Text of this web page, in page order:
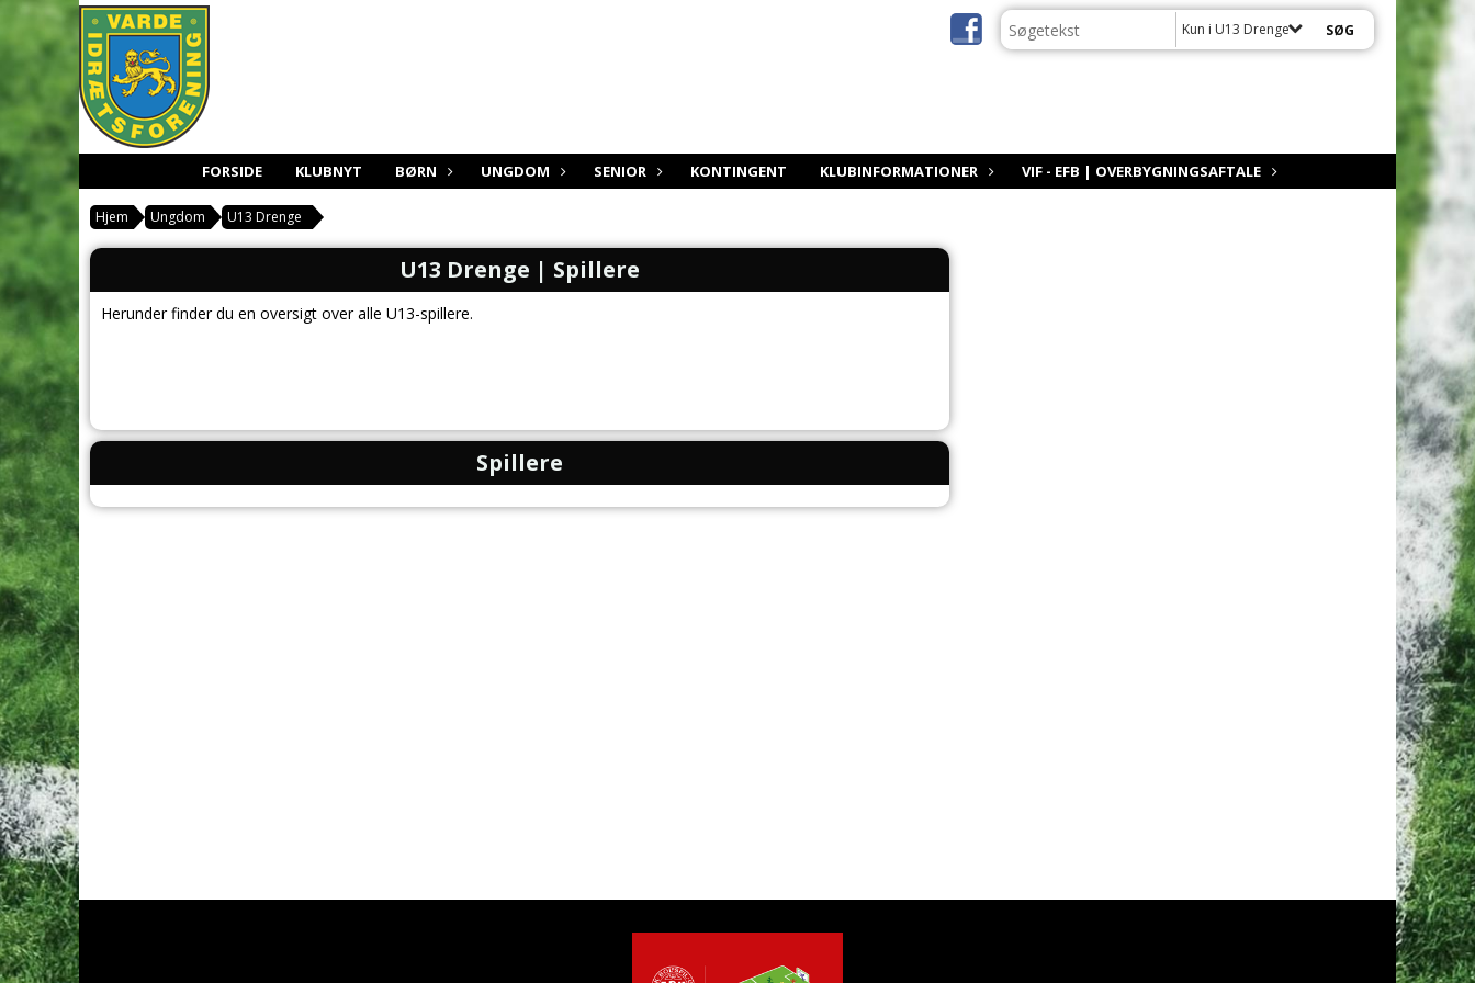
Kun i U13 Drenge
FORSIDE KLUBNYT BØRN UNGDOM SENIOR KONTINGENT KLUBINFORMATIONER VIF - EFB | OVERBYGNINGSAFTALE
Hjem Ungdom U13 Drenge
U13 Drenge | Spillere
Herunder finder du en oversigt over alle U13-spillere.
Spillere